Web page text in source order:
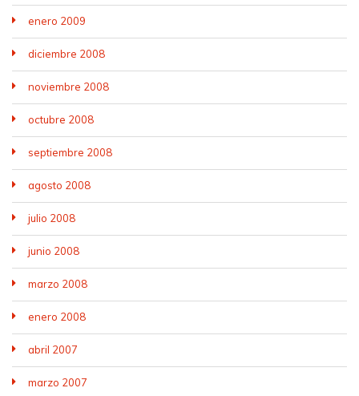
enero 2009
diciembre 2008
noviembre 2008
octubre 2008
septiembre 2008
agosto 2008
julio 2008
junio 2008
marzo 2008
enero 2008
abril 2007
marzo 2007